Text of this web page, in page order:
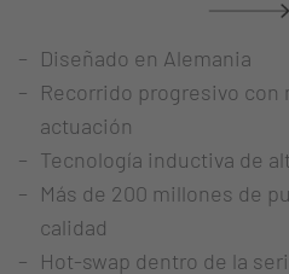
Diseñado en Alemania
Recorrido progresivo
actuación
Tecnología inductiva de
Más de 200 millones de
calidad
Hot-swap dentro de la